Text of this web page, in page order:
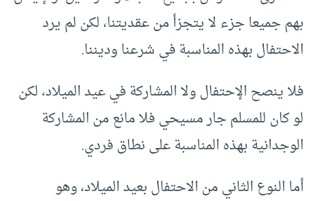
بهم جميعا جزء لا يتجزأ من عقديتنا، لكن لم يرد
الاحتفال بهذه المناسبة في شرعنا وديننا.
فلا ينصح الإحتفال ولا المشاركة في عيد الميلاد، لكن
لو كان للمسلم جار مسيحي فلا مانع من المشاركة
الوجدانية بهذه المناسبة على نطاق فردي.
أما النوع الثاني من الاحتفال بعيد الميلاد، وهو